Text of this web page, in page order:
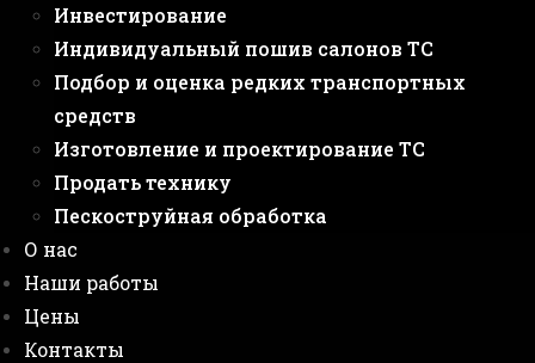
Инвестирование
Индивидуальный пошив салонов ТС
Подбор и оценка редких транспортных
средств
Изготовление и проектирование ТС
Продать технику
Пескоструйная обработка
О нас
Наши работы
Цены
Контакты